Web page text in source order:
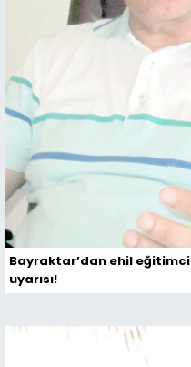
Bayraktar’dan ehil eğitimci
uyarısı!